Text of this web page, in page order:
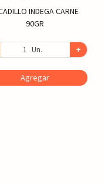
INDEGA CARNE
90GR
Un. +
Agregar